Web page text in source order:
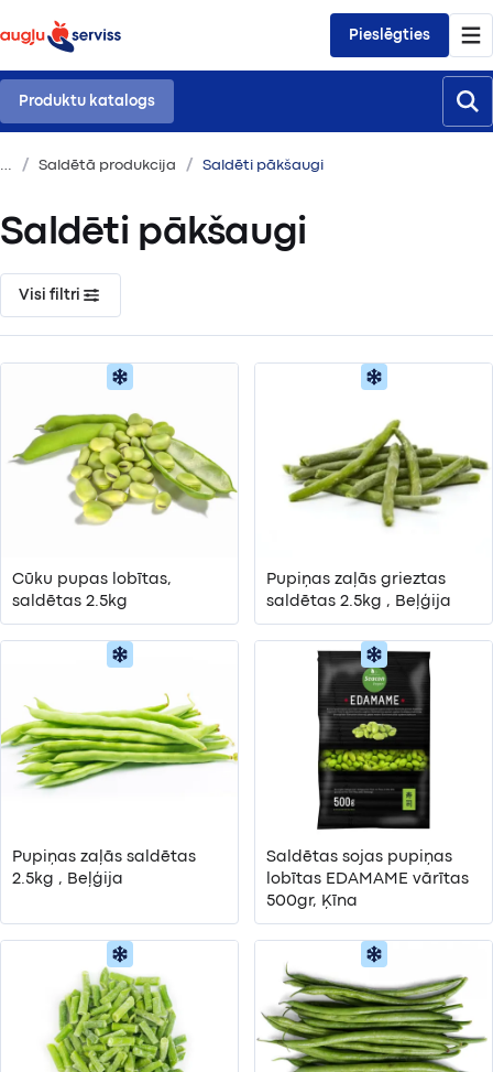
Pieslēgties
Produktu katalogs
Saldētā produkcija Saldēti pākšaugi
Saldēti pākšaugi
Visi filtri
Cūku pupas lobītas,
saldētas 2.5kg
Pupiņas zaļās grieztas
saldētas 2.5kg , Beļģija
Pupiņas zaļās saldētas
2.5kg , Beļģija
Saldētas sojas pupiņas
lobītas EDAMAME vārītas
500gr, Ķīna